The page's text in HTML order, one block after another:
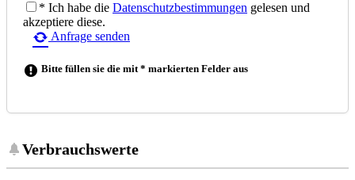
* Ich habe die Datenschutzbestimmungen gelesen und
akzeptiere diese.
Anfrage senden
Bitte füllen sie die mit * markierten Felder aus
Verbrauchswerte